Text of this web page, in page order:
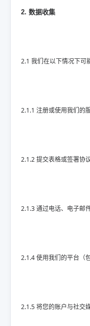
2. 数据收集
2.1 我们在以下情况下可
2.1.1 注册或使用我们的服
2.1.2 提交表格或签署协议
2.1.3 通过电话、电子邮
2.1.4 使用我们的平台（
2.1.5 将您的账户与社交